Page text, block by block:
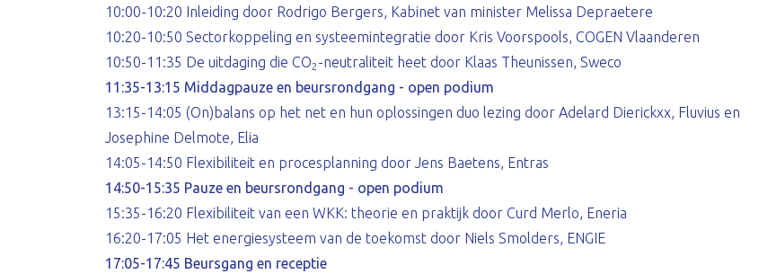
10:00-10:20 Inleiding door Rodrigo Bergers, Kabinet van minister Melissa Depraetere
10:20-10:50 Sectorkoppeling en systeemintegratie door Kris Voorspools, COGEN Vlaanderen
10:50-11:35 De uitdaging die CO2 -neutraliteit heet door Klaas Theunissen, Sweco
11:35-13:15 Middagpauze en beursrondgang - open podium
13:15-14:05 (On)balans op het net en hun oplossingen duo lezing door Adelard Dierickxx, Fluvius en
Josephine Delmote, Elia
14:05-14:50 Flexibiliteit en procesplanning door Jens Baetens, Entras
14:50-15:35 Pauze en beursrondgang - open podium
15:35-16:20 Flexibiliteit van een WKK: theorie en praktijk door Curd Merlo, Eneria
16:20-17:05 Het energiesysteem van de toekomst door Niels Smolders, ENGIE
17:05-17:45 Beursgang en receptie